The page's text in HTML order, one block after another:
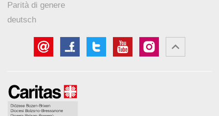
Parità di genere
deutsch